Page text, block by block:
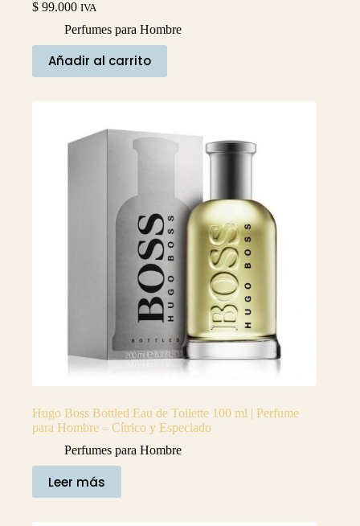
$ 99.000 IVA
Perfumes para Hombre
Añadir al carrito
Hugo Boss Bottled Eau de Toilette 100 ml | Perfume
para Hombre – Cítrico y Especiado
Perfumes para Hombre
Leer más